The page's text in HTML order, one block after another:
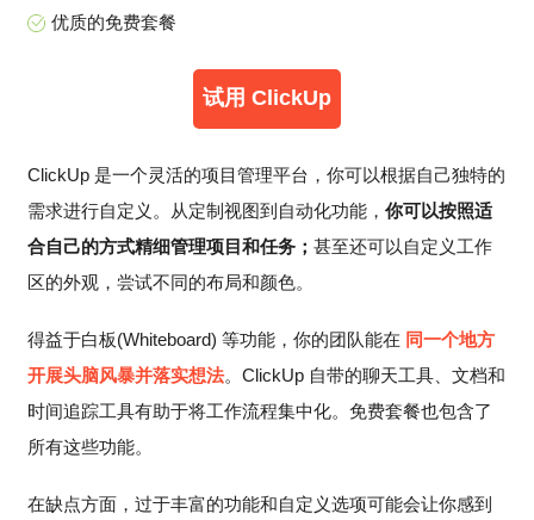
优质的免费套餐
试用 ClickUp
ClickUp 是一个灵活的项目管理平台，你可以根据自己独特的
需求进行自定义。从定制视图到自动化功能， 你可以按照适
合自己的方式精细管理项目和任务； 甚至还可以自定义工作
区的外观，尝试不同的布局和颜色。
得益于白板(Whiteboard) 等功能，你的团队能在 同一个地方
开展头脑风暴并落实想法。ClickUp 自带的聊天工具、文档和
时间追踪工具有助于将工作流程集中化。免费套餐也包含了
所有这些功能。
在缺点方面，过于丰富的功能和自定义选项可能会让你感到